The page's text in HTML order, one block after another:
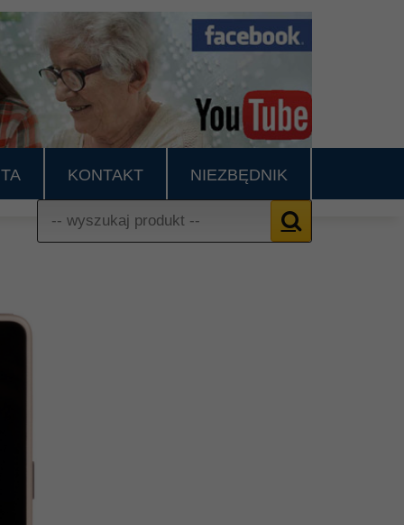
KONTAKT NIEZBĘDNIK